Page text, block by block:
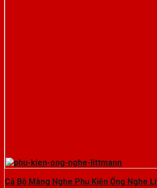
Cả Bộ Màng Nghe Phụ Kiện Ống Nghe